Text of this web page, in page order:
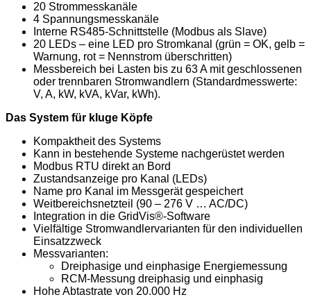
20 Strommesskanäle
4 Spannungsmesskanäle
Interne RS485-Schnittstelle (Modbus als Slave)
20 LEDs – eine LED pro Stromkanal (grün = OK, gelb =
Warnung, rot = Nennstrom überschritten)
Messbereich bei Lasten bis zu 63 A mit geschlossenen
oder trennbaren Stromwandlern (Standardmesswerte:
V, A, kW, kVA, kVar, kWh).
Das System für kluge Köpfe
Kompaktheit des Systems
Kann in bestehende Systeme nachgerüstet werden
Modbus RTU direkt an Bord
Zustandsanzeige pro Kanal (LEDs)
Name pro Kanal im Messgerät gespeichert
Weitbereichsnetzteil (90 – 276 V … AC/DC)
Integration in die GridVis®-Software
Vielfältige Stromwandlervarianten für den individuellen
Einsatzzweck
Messvarianten:
Dreiphasige und einphasige Energiemessung
RCM-Messung dreiphasig und einphasig
Hohe Abtastrate von 20.000 Hz